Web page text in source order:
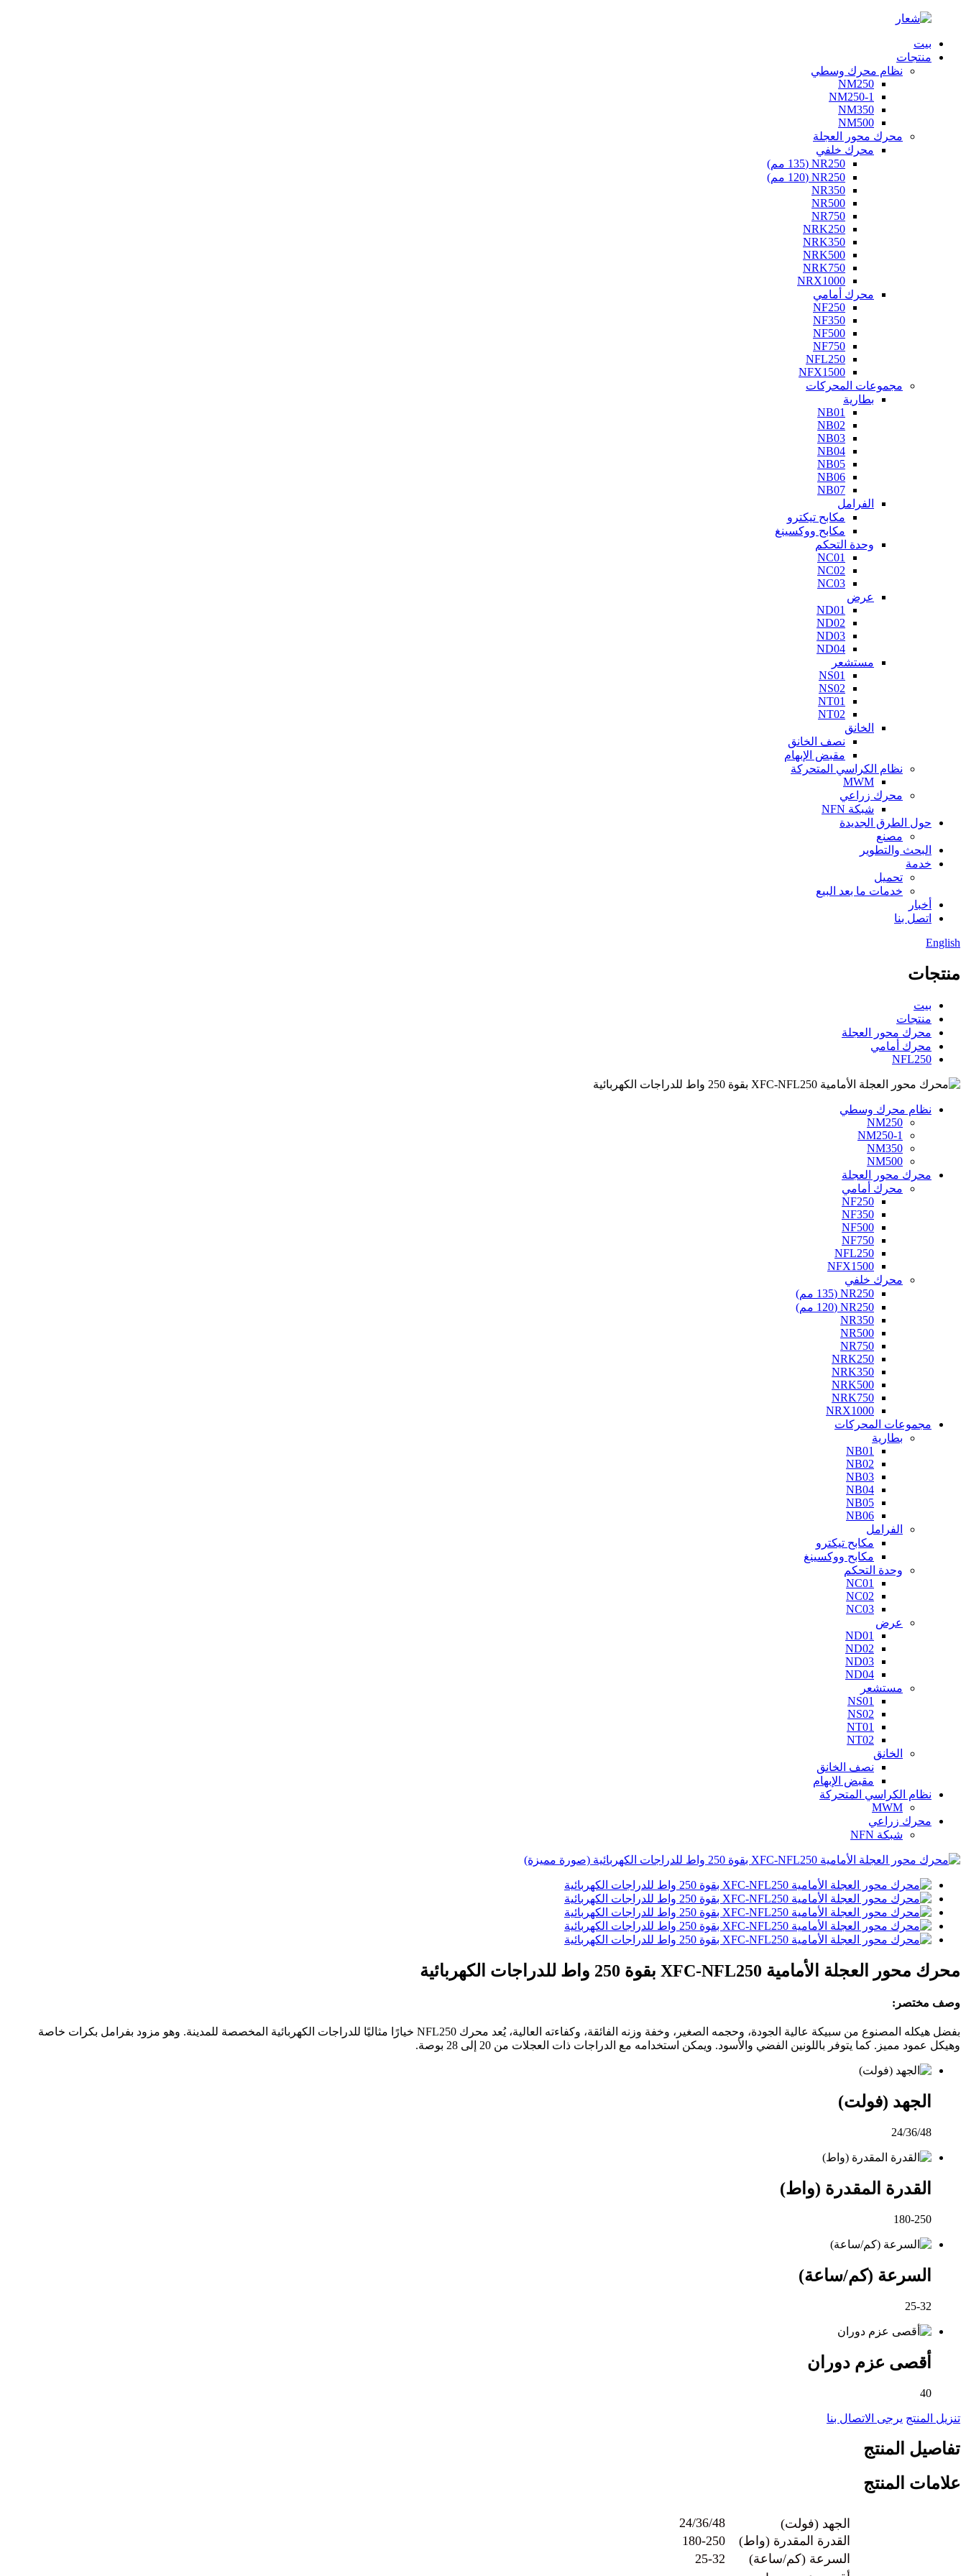
بيت
منتجات
نظام محرك وسطي
NM250
NM250-1
NM350
NM500
محرك محور العجلة
محرك خلفي
NR250 (135 مم)
NR250 (120 مم)
NR350
NR500
NR750
NRK250
NRK350
NRK500
NRK750
NRX1000
محرك أمامي
NF250
NF350
NF500
NF750
NFL250
NFX1500
مجموعات المحركات
بطارية
NB01
NB02
NB03
NB04
NB05
NB06
NB07
الفرامل
مكابح تيكترو
مكابح ووكسينغ
وحدة التحكم
NC01
NC02
NC03
عرض
ND01
ND02
ND03
ND04
مستشعر
NS01
NS02
NT01
NT02
الخانق
نصف الخانق
مقبض الإبهام
نظام الكراسي المتحركة
MWM
محرك زراعي
شبكة NFN
حول الطرق الجديدة
مصنع
البحث والتطوير
خدمة
تحميل
خدمات ما بعد البيع
أخبار
اتصل بنا
English
منتجات
بيت
منتجات
محرك محور العجلة
محرك أمامي
NFL250
نظام محرك وسطي
NM250
NM250-1
NM350
NM500
محرك محور العجلة
محرك أمامي
NF250
NF350
NF500
NF750
NFL250
NFX1500
محرك خلفي
NR250 (135 مم)
NR250 (120 مم)
NR350
NR500
NR750
NRK250
NRK350
NRK500
NRK750
NRX1000
مجموعات المحركات
بطارية
NB01
NB02
NB03
NB04
NB05
NB06
الفرامل
مكابح تيكترو
مكابح ووكسينغ
وحدة التحكم
NC01
NC02
NC03
عرض
ND01
ND02
ND03
ND04
مستشعر
NS01
NS02
NT01
NT02
الخانق
نصف الخانق
مقبض الإبهام
نظام الكراسي المتحركة
MWM
محرك زراعي
شبكة NFN
محرك محور العجلة الأمامية XFC-NFL250 بقوة 250 واط للدراجات الكهربائية
وصف مختصر:
بفضل هيكله المصنوع من سبيكة عالية الجودة، وحجمه الصغير، وخفة وزنه الفائقة، وكفاءته العالية، يُعد محرك NFL250 خيارًا مثاليًا للدراجات الكهربائية المخصصة للمدينة. وهو مزود بفرامل بكرات خاصة
وهيكل عمود مميز. كما يتوفر باللونين الفضي والأسود. ويمكن استخدامه مع الدراجات ذات العجلات من 20 إلى 28 بوصة.
الجهد (فولت)
24/36/48
القدرة المقدرة (واط)
180-250
السرعة (كم/ساعة)
25-32
أقصى عزم دوران
40
تنزيل المنتج يرجى الاتصال بنا
تفاصيل المنتج
علامات المنتج
الجهد (فولت)
24/36/48
القدرة المقدرة (واط)
180-250
السرعة (كم/ساعة)
25-32